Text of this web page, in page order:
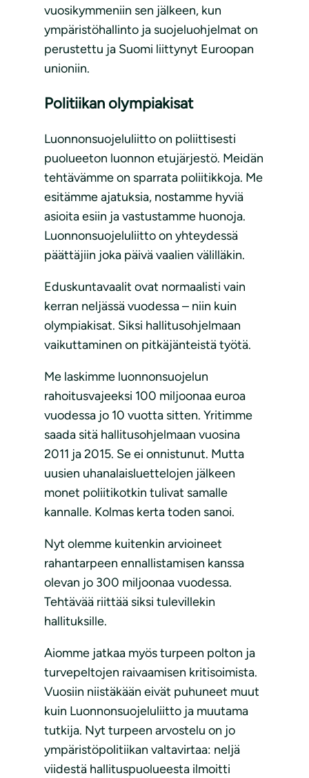
vuosikymmeniin sen jälkeen, kun
ympäristöhallinto ja suojeluohjelmat on
perustettu ja Suomi liittynyt Euroopan
unioniin.
Politiikan olympiakisat
Luonnonsuojeluliitto on poliittisesti
puolueeton luonnon etujärjestö. Meidän
tehtävämme on sparrata poliitikkoja. Me
esitämme ajatuksia, nostamme hyviä
asioita esiin ja vastustamme huonoja.
Luonnonsuojeluliitto on yhteydessä
päättäjiin joka päivä vaalien välilläkin.
Eduskuntavaalit ovat normaalisti vain
kerran neljässä vuodessa – niin kuin
olympiakisat. Siksi hallitusohjelmaan
vaikuttaminen on pitkäjänteistä työtä.
Me laskimme luonnonsuojelun
rahoitusvajeeksi 100 miljoonaa euroa
vuodessa jo 10 vuotta sitten. Yritimme
saada sitä hallitusohjelmaan vuosina
2011 ja 2015. Se ei onnistunut. Mutta
uusien uhanalaisluettelojen jälkeen
monet poliitikotkin tulivat samalle
kannalle. Kolmas kerta toden sanoi.
Nyt olemme kuitenkin arvioineet
rahantarpeen ennallistamisen kanssa
olevan jo 300 miljoonaa vuodessa.
Tehtävää riittää siksi tulevillekin
hallituksille.
Aiomme jatkaa myös turpeen polton ja
turvepeltojen raivaamisen kritisoimista.
Vuosiin niistäkään eivät puhuneet muut
kuin Luonnonsuojeluliitto ja muutama
tutkija. Nyt turpeen arvostelu on jo
ympäristöpolitiikan valtavirtaa: neljä
viidestä hallituspuolueesta ilmoitti